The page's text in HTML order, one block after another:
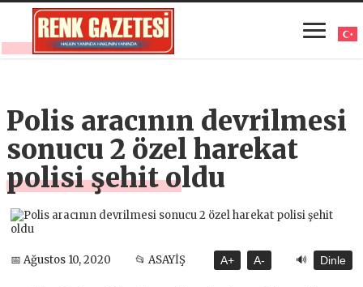
Polis aracının devrilmesi
sonucu 2 özel harekat
polisi şehit oldu
📅 Ağustos 10, 2020 📂 ASAYİŞ A+ A- 🔊 Dinle